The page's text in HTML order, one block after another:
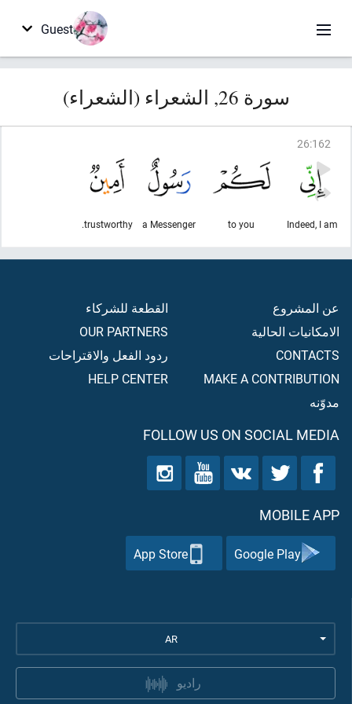
Guest
سورة 26, الشعراء (الشعراء)
26:162
Indeed, I am
to you
a Messenger
trustworthy.
عن المشروع
الامكانيات الحالية
CONTACTS
MAKE A CONTRIBUTION
مدوّنه
القطعة للشركاء
OUR PARTNERS
ردود الفعل والاقتراحات
HELP CENTER
FOLLOW US ON SOCIAL MEDIA
MOBILE APP
Google Play
App Store
AR
راديو